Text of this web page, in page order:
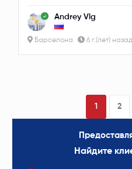
Andrey Vlg
Барселона 6 г.(лет) назад
1 2
Найдите